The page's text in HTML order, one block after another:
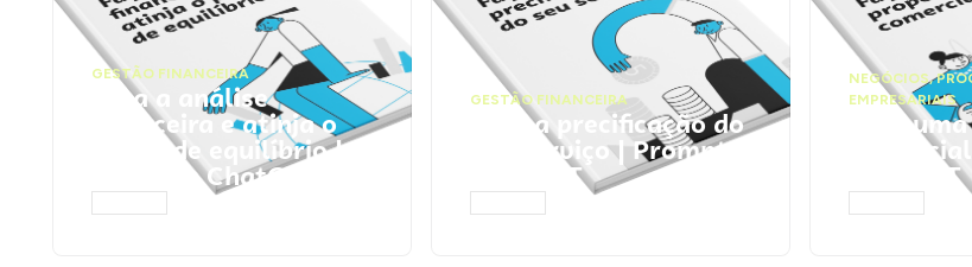
GESTÃO FINANCEIRA
Faça a análise
financeira e atinja o
ponto de equilíbrio |
Prompts ChatGPT
GESTÃO FINANCEIRA
Faça a precificação do
seu serviço | Prompts
ChatGPT
NEGÓCIOS,
EMPRESARIAIS
Faça
ChatGPT